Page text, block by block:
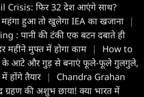
Crisis: फिर 32 देश आएंगे साथ?
हुआ तो खुलेगा IEA का खजाना
|
: पानी की टंकी एक बटन दबाते ही
महीने मुफ्त में होगा काम
|
How to
के आटे और गुड़ से बनाएं फूले-फूले गुलगुले,
होंगे तैयार |
Chandra Grahan
ग्रहण की अशुभ छाया! क्या भारत में